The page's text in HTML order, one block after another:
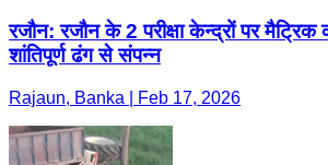
रजौन: रजौन के 2 परीक्षा केन्द्रों पर मैट्रिक
शांतिपूर्ण ढंग से संपन्न
Rajaun, Banka | Feb 17, 2026